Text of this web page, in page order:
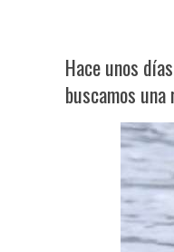
Hace unos
buscamos